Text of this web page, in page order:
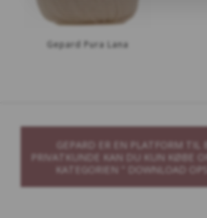
Gepard Pura Lana
GEPARD ER EN PLATFORM
PRIVATKUNDE KAN DU KUN KØBE
KATEGORIEN " DOWNLOAD